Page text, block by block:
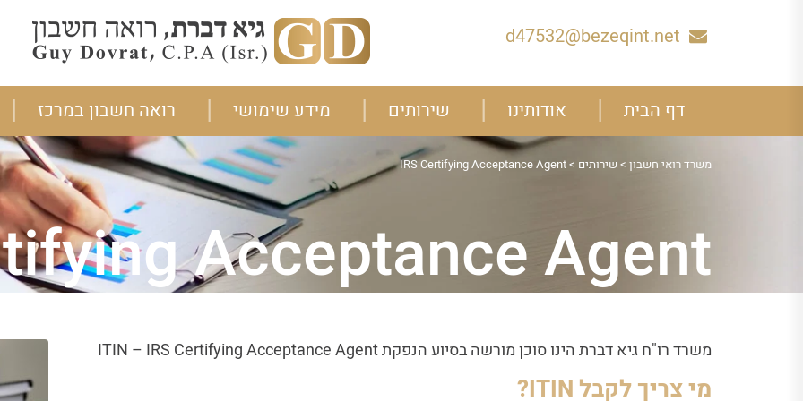
d47532@bezeqint.net
דף הבית אודותינו שירותים מידע שימושי רואה חשבון במרכז
משרד רואי חשבון >שירותים >
IRS Certifying Acceptance Agent
Acceptance Agent
משרד רו"ח גיא דברת הינו סוכן מורשה בסיוע הנפקת ITIN – IRS Certifying Acceptance Agent
מי צריך לקבל ITIN
?